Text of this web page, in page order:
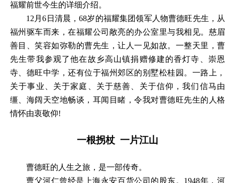
福耀前世今生的详细介绍。
12月6日清晨，68岁的福耀集团领军人物曹德旺先生，从
福州驱车而来，在福耀公司敞亮的办公室里与我相见。慈眉
善目、笑容如弥勒的曹先生，让人一见如故。一整天里，曹
先生带我参观了他在故乡高山镇捐赠修建的香灯寺、崇恩
寺、德旺中学，还有位于福州郊区的别墅松桂园。一路上，
关于事业、关于家庭、关于慈善、关于信仰，我们信马由
缰、海阔天空地畅谈，耳闻目睹，令我对曹德旺先生的人格
情怀由衷敬仰!
一根拐杖 一片江山
曹德旺的人生之旅，是一部传奇。
曹父河仁曾经是上海永安百货公司的股东。 1948年，河